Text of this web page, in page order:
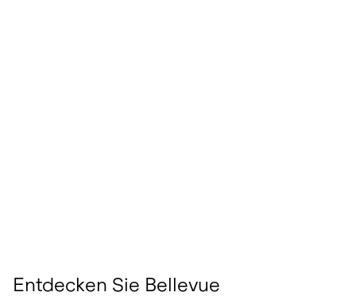
Entdecken Sie Bellevue